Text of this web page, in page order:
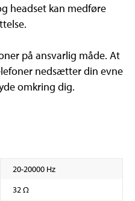
headset kan medføre
på ansvarlig måde. At
nedsætter din evne
omkring dig.
20-20000 Hz
32 Ω